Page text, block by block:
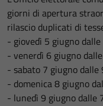
giorni di apertura
rilascio duplicati di
- giovedì 5 giugno
- venerdì 6 giugno
- sabato 7 giugno dalle
- domenica 8 giugno
- lunedì 9 giugno dalle